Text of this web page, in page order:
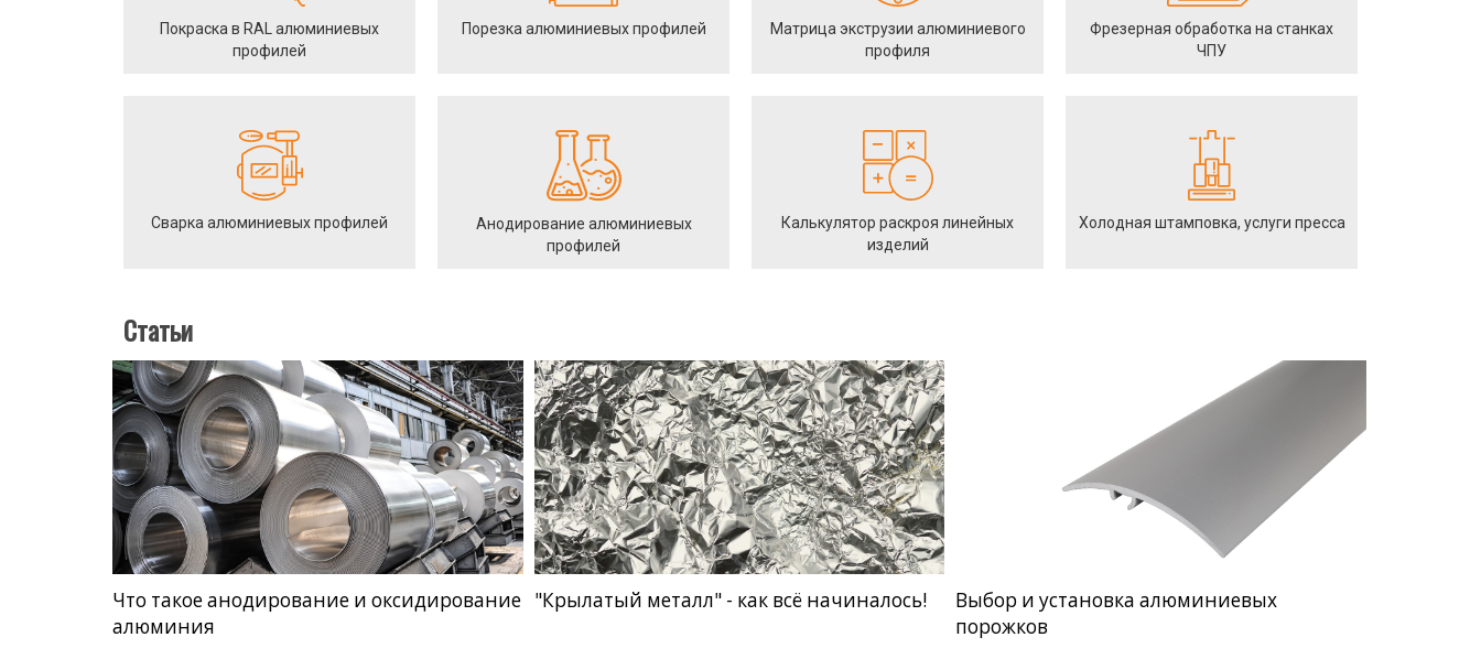
Покраска в RAL алюминиевых
профилей
Порезка алюминиевых профилей
Матрица экструзии алюминиевого
профиля
Фрезерная обработка на станках
ЧПУ
Сварка алюминиевых профилей
Анодирование алюминиевых
профилей
Калькулятор раскроя линейных
изделий
Холодная штамповка, услуги пресса
Статьи
Что такое анодирование и оксидирование
алюминия
"Крылатый металл" - как всё начиналось!
Выбор и установка алюминиевых
порожков